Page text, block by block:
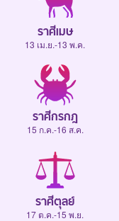
ราศีเมษ
13 เม.ย.-13 พ.ค.
ราศีกรกฎ
15 ก.ค.-16 ส.ค.
ราศีตุลย์
17 ต.ค.-15 พ.ย.